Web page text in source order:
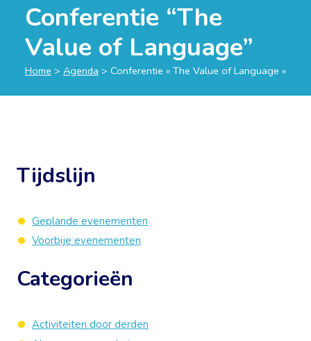
Conferentie “The
Value of Language”
Home > Agenda > Conferentie « The Value of Language »
Tijdslijn
Geplande evenementen
Voorbije evenementen
Categorieën
Activiteiten door derden